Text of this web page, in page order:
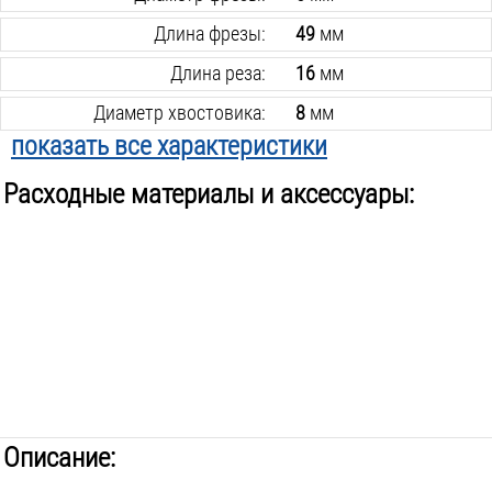
Длина фрезы:
49мм
Длина реза:
16мм
Диаметр хвостовика:
8мм
Подшипник:
нет
Вес инструмента:
0.1кг
показать все характеристики
Расходные материалы и аксессуары:
Описание: